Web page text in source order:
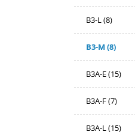
B3-L (8)
B3-M (8)
B3A-E(15)
B3A-F(7)
B3A-L (15)